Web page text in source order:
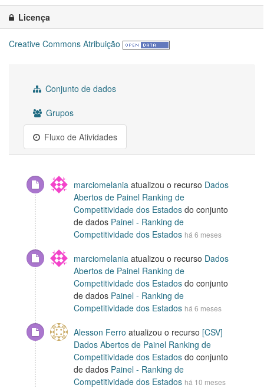
Licença
Creative Commons Atribuição
Conjunto de dados
Grupos
Fluxo de Atividades
marciomelania atualizou o recurso Dados
Abertos de Painel Ranking de
Competitividade dos Estados do conjunto
de dados Painel - Ranking de
Competitividade dos Estados há 6 meses
marciomelania atualizou o recurso Dados
Abertos de Painel Ranking de
Competitividade dos Estados do conjunto
de dados Painel - Ranking de
Competitividade dos Estados há 6 meses
Alesson Ferro atualizou o recurso [CSV]
Dados Abertos de Painel Ranking de
Competitividade dos Estados do conjunto
de dados Painel - Ranking de
Competitividade dos Estados há 10 meses